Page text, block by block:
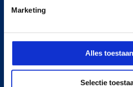
Marketing
Alles toestaan
Selectie
+31 165 534